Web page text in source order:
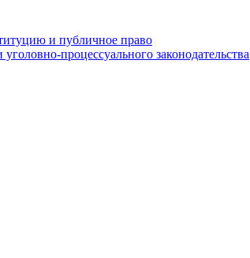
и публичное право
процессуального законодательства